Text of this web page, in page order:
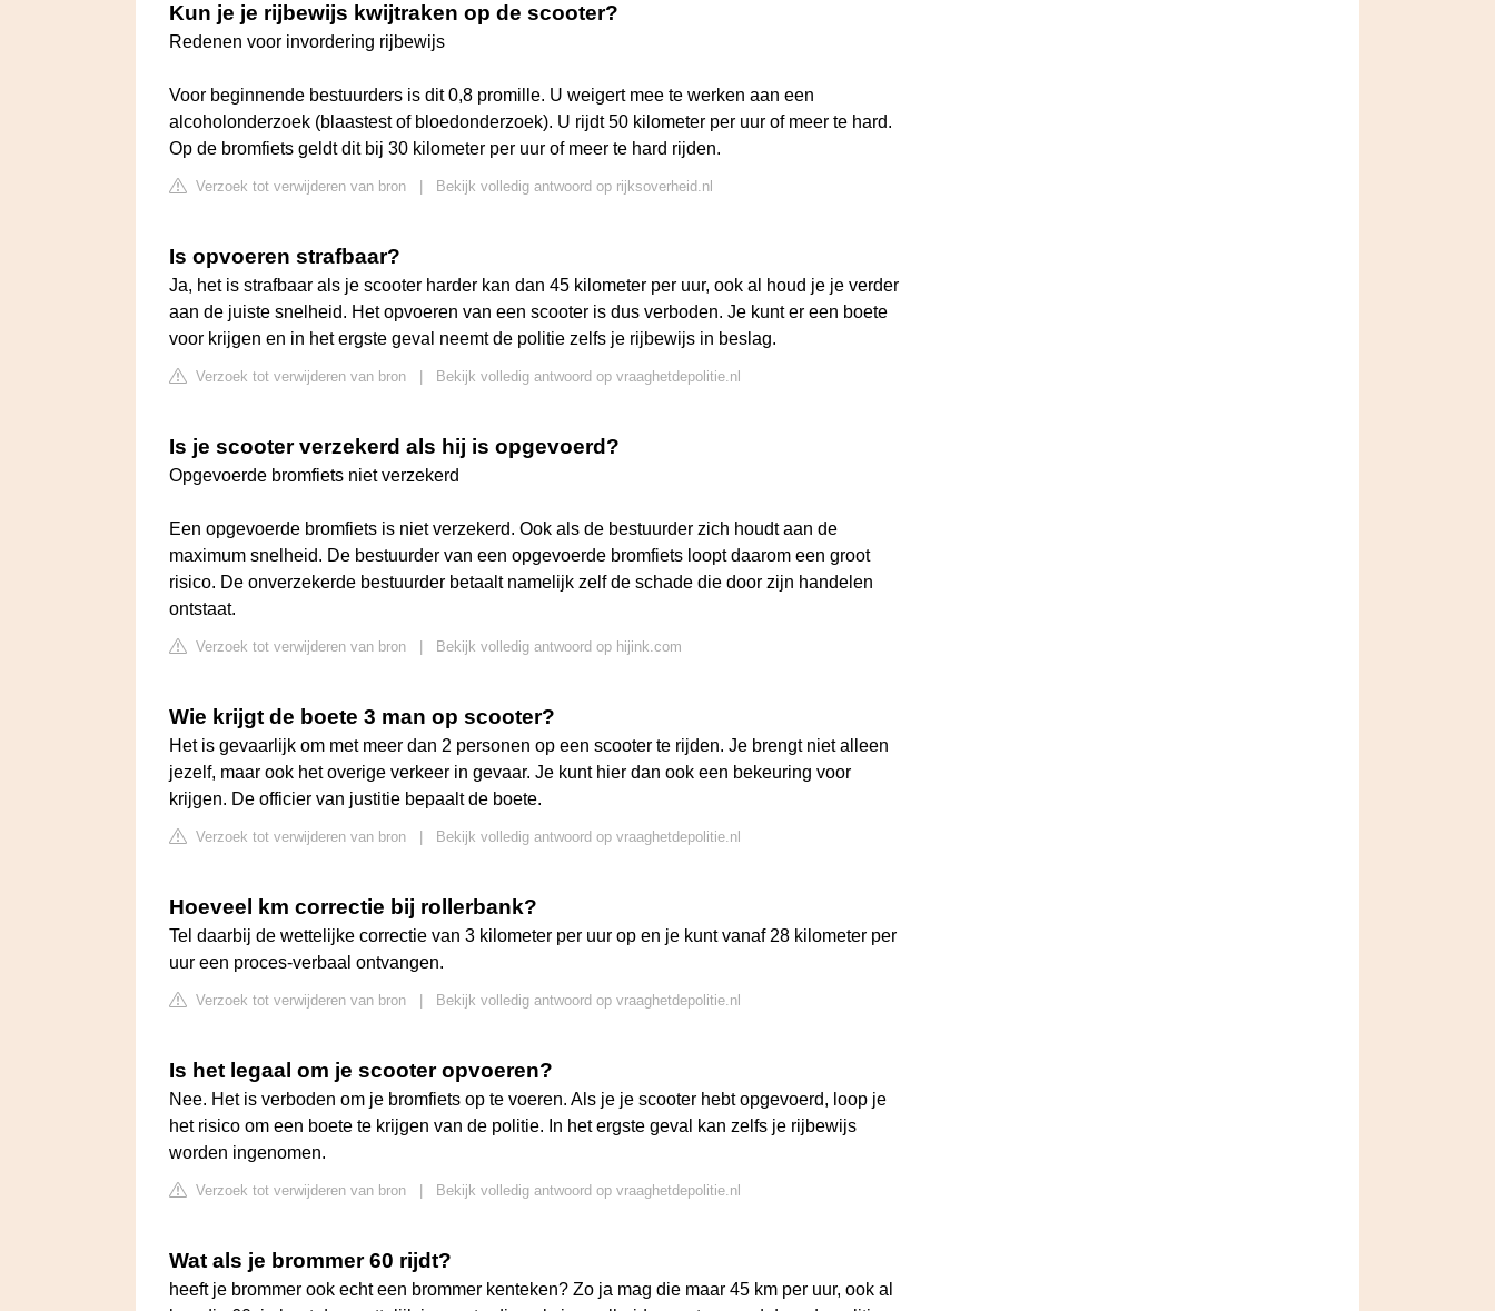
Kun je je rijbewijs kwijtraken op de scooter?
Redenen voor invordering rijbewijs
Voor beginnende bestuurders is dit 0,8 promille. U weigert mee te werken aan een
alcoholonderzoek (blaastest of bloedonderzoek). U rijdt 50 kilometer per uur of meer te hard.
Op de bromfiets geldt dit bij 30 kilometer per uur of meer te hard rijden.
Verzoek tot verwijderen van bron Bekijk volledig antwoord op rijksoverheid.nl
Is opvoeren strafbaar?
Ja, het is strafbaar als je scooter harder kan dan 45 kilometer per uur, ook al houd je je verder
aan de juiste snelheid. Het opvoeren van een scooter is dus verboden. Je kunt er een boete
voor krijgen en in het ergste geval neemt de politie zelfs je rijbewijs in beslag.
Verzoek tot verwijderen van bron Bekijk volledig antwoord op vraaghetdepolitie.nl
Is je scooter verzekerd als hij is opgevoerd?
Opgevoerde bromfiets niet verzekerd
Een opgevoerde bromfiets is niet verzekerd. Ook als de bestuurder zich houdt aan de
maximum snelheid. De bestuurder van een opgevoerde bromfiets loopt daarom een groot
risico. De onverzekerde bestuurder betaalt namelijk zelf de schade die door zijn handelen
ontstaat.
Verzoek tot verwijderen van bron Bekijk volledig antwoord op hijink.com
Wie krijgt de boete 3 man op scooter?
Het is gevaarlijk om met meer dan 2 personen op een scooter te rijden. Je brengt niet alleen
jezelf, maar ook het overige verkeer in gevaar. Je kunt hier dan ook een bekeuring voor
krijgen. De officier van justitie bepaalt de boete.
Verzoek tot verwijderen van bron Bekijk volledig antwoord op vraaghetdepolitie.nl
Hoeveel km correctie bij rollerbank?
Tel daarbij de wettelijke correctie van 3 kilometer per uur op en je kunt vanaf 28 kilometer per
uur een proces-verbaal ontvangen.
Verzoek tot verwijderen van bron Bekijk volledig antwoord op vraaghetdepolitie.nl
Is het legaal om je scooter opvoeren?
Nee. Het is verboden om je bromfiets op te voeren. Als je je scooter hebt opgevoerd, loop je
het risico om een boete te krijgen van de politie. In het ergste geval kan zelfs je rijbewijs
worden ingenomen.
Verzoek tot verwijderen van bron Bekijk volledig antwoord op vraaghetdepolitie.nl
Wat als je brommer 60 rijdt?
heeft je brommer ook echt een brommer kenteken? Zo ja mag die maar 45 km per uur, ook al